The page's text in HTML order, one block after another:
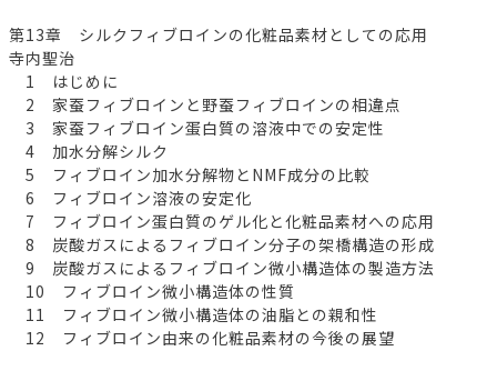
第13章 シルクフィブロインの化粧品素材としての応用
寺内聖治
1 はじめに
2 家蚕フィブロインと野蚕フィブロインの相違点
3 家蚕フィブロイン蛋白質の溶液中での安定性
4 加水分解シルク
5 フィブロイン加水分解物とNMF成分の比較
6 フィブロイン溶液の安定化
7 フィブロイン蛋白質のゲル化と化粧品素材への応用
8 炭酸ガスによるフィブロイン分子の架橋構造の形成
9 炭酸ガスによるフィブロイン微小構造体の製造方法
10 フィブロイン微小構造体の性質
11 フィブロイン微小構造体の油脂との親和性
12 フィブロイン由来の化粧品素材の今後の展望